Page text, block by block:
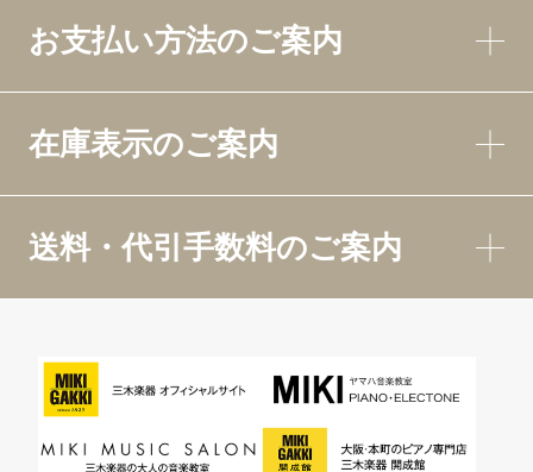
お支払い方法のご案内
在庫表示のご案内
送料・代引手数料のご案内